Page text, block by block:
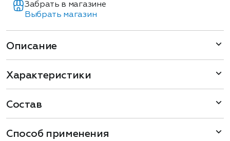
Забрать в магазине
Выбрать магазин
Описание
Характеристики
Состав
Способ применения